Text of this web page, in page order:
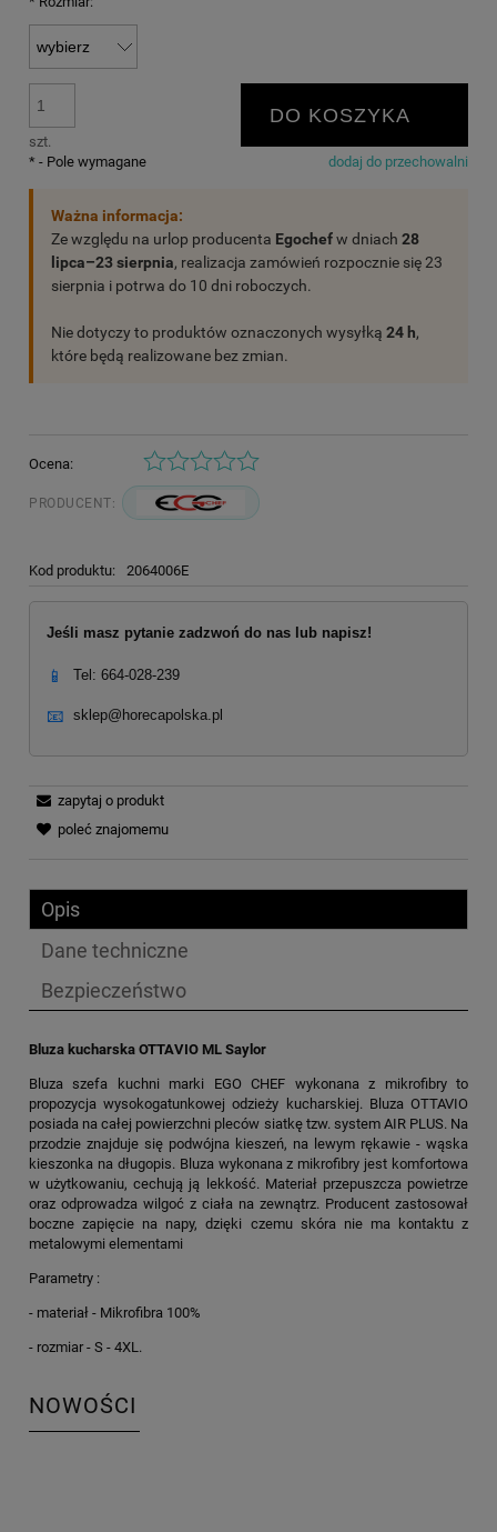
szt.
DO KOSZYKA
dodaj do przechowalni
* - Pole wymagane
Ważna informacja:
Ze względu na urlop producenta Egochefw dniach 28
lipca–23 sierpnia, realizacja zamówień rozpocznie się 23
sierpnia i potrwa do 10 dni roboczych.
Nie dotyczy to produktów oznaczonych wysyłką 24 h,
które będą realizowane bez zmian.
Ocena:
PRODUCENT:
Kod produktu: 2064006E
Jeśli masz pytanie zadzwoń do nas lub napisz!
📱 Tel: 664-028-239
📧 sklep@horecapolska.pl
zapytaj o produkt
poleć znajomemu
Opis
Dane techniczne
Bezpieczeństwo
Bluza kucharska OTTAVIO ML Saylor
Bluza szefa kuchni marki EGO CHEF wykonana z mikrofibry to
propozycja wysokogatunkowej odzieży kucharskiej. Bluza OTTAVIO
posiada na całej powierzchni pleców siatkę tzw. system AIR PLUS. Na
przodzie znajduje się podwójna kieszeń, na lewym rękawie - wąska
kieszonka na długopis. Bluza wykonana z mikrofibry jest komfortowa
w użytkowaniu, cechują ją lekkość. Materiał przepuszcza powietrze
oraz odprowadza wilgoć z ciała na zewnątrz. Producent zastosował
boczne zapięcie na napy, dzięki czemu skóra nie ma kontaktu z
metalowymi elementami
Parametry :
- materiał - Mikrofibra 100%
- rozmiar - S - 4XL.
NOWOŚCI